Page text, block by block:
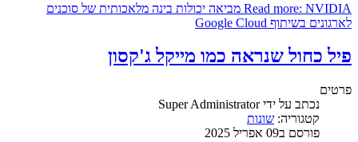
Read more: NVIDIA מביאה יכולות בינה מלאכותית של סוכנים
לארגונים בשיתוף Google Cloud
פיל כחול שנראה כמו מייקל ג'קסון
פרטים
נכתב על ידיSuper Administrator
קטגוריה: שונות
פורסם ב09 אפריל 2025